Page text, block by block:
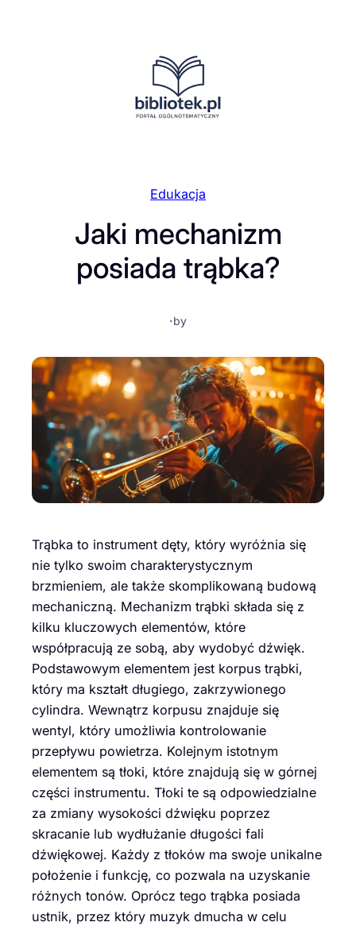
Edukacja
Jaki mechanizm
posiada trąbka?
·by
Trąbka to instrument dęty, który wyróżnia się
nie tylko swoim charakterystycznym
brzmieniem, ale także skomplikowaną budową
mechaniczną. Mechanizm trąbki składa się z
kilku kluczowych elementów, które
współpracują ze sobą, aby wydobyć dźwięk.
Podstawowym elementem jest korpus trąbki,
który ma kształt długiego, zakrzywionego
cylindra. Wewnątrz korpusu znajduje się
wentyl, który umożliwia kontrolowanie
przepływu powietrza. Kolejnym istotnym
elementem są tłoki, które znajdują się w górnej
części instrumentu. Tłoki te są odpowiedzialne
za zmiany wysokości dźwięku poprzez
skracanie lub wydłużanie długości fali
dźwiękowej. Każdy z tłoków ma swoje unikalne
położenie i funkcję, co pozwala na uzyskanie
różnych tonów. Oprócz tego trąbka posiada
ustnik, przez który muzyk dmucha w celu